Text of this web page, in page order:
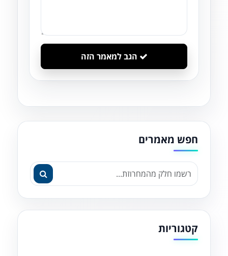
הגב למאמר הזה
חפש מאמרים
קטגוריות